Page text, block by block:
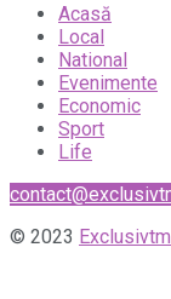
Acasă
Local
National
Evenimente
Economic
Sport
Life
© 2023